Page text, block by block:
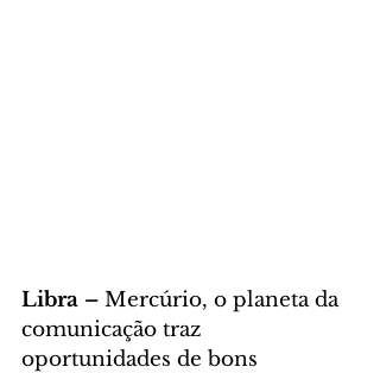
Libra – Mercúrio, o planeta da
comunicação traz
oportunidades de bons